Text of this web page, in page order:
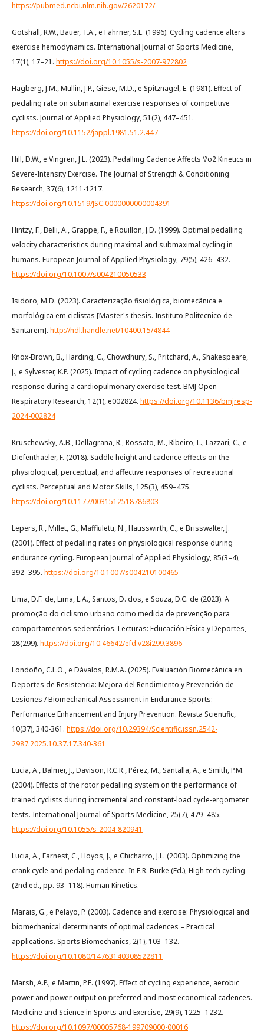
https://pubmed.ncbi.nlm.nih.gov/2620172/
Gotshall, R.W., Bauer, T.A., e Fahrner, S.L. (1996). Cycling cadence alters
exercise hemodynamics. International Journal of Sports Medicine,
17(1), 17–21. https://doi.org/10.1055/s-2007-972802
Hagberg, J.M., Mullin, J.P., Giese, M.D., e Spitznagel, E. (1981). Effect of
pedaling rate on submaximal exercise responses of competitive
cyclists. Journal of Applied Physiology, 51(2), 447–451.
https://doi.org/10.1152/jappl.1981.51.2.447
Hill, D.W., e Vingren, J.L. (2023). Pedalling Cadence Affects V̇o2 Kinetics in
Severe-Intensity Exercise. The Journal of Strength & Conditioning
Research, 37(6), 1211-1217.
https://doi.org/10.1519/JSC.0000000000004391
Hintzy, F., Belli, A., Grappe, F., e Rouillon, J.D. (1999). Optimal pedalling
velocity characteristics during maximal and submaximal cycling in
humans. European Journal of Applied Physiology, 79(5), 426–432.
https://doi.org/10.1007/s004210050533
Isidoro, M.D. (2023). Caracterização fisiológica, biomecânica e
morfológica em ciclistas [Master's thesis. Instituto Politecnico de
Santarem]. http://hdl.handle.net/10400.15/4844
Knox-Brown, B., Harding, C., Chowdhury, S., Pritchard, A., Shakespeare,
J., e Sylvester, K.P. (2025). Impact of cycling cadence on physiological
response during a cardiopulmonary exercise test. BMJ Open
Respiratory Research, 12(1), e002824. https://doi.org/10.1136/bmjresp-
2024-002824
Kruschewsky, A.B., Dellagrana, R., Rossato, M., Ribeiro, L., Lazzari, C., e
Diefenthaeler, F. (2018). Saddle height and cadence effects on the
physiological, perceptual, and affective responses of recreational
cyclists. Perceptual and Motor Skills, 125(3), 459–475.
https://doi.org/10.1177/0031512518786803
Lepers, R., Millet, G., Maffiuletti, N., Hausswirth, C., e Brisswalter, J.
(2001). Effect of pedalling rates on physiological response during
endurance cycling. European Journal of Applied Physiology, 85(3–4),
392–395. https://doi.org/10.1007/s004210100465
Lima, D.F. de, Lima, L.A., Santos, D. dos, e Souza, D.C. de (2023). A
promoção do ciclismo urbano como medida de prevenção para
comportamentos sedentários. Lecturas: Educación Física y Deportes,
28(299). https://doi.org/10.46642/efd.v28i299.3896
Londoño, C.L.O., e Dávalos, R.M.A. (2025). Evaluación Biomecánica en
Deportes de Resistencia: Mejora del Rendimiento y Prevención de
Lesiones / Biomechanical Assessment in Endurance Sports:
Performance Enhancement and Injury Prevention. Revista Scientific,
10(37), 340-361. https://doi.org/10.29394/Scientific.issn.2542-
2987.2025.10.37.17.340-361
Lucia, A., Balmer, J., Davison, R.C.R., Pérez, M., Santalla, A., e Smith, P.M.
(2004). Effects of the rotor pedalling system on the performance of
trained cyclists during incremental and constant-load cycle-ergometer
tests. International Journal of Sports Medicine, 25(7), 479–485.
https://doi.org/10.1055/s-2004-820941
Lucia, A., Earnest, C., Hoyos, J., e Chicharro, J.L. (2003). Optimizing the
crank cycle and pedaling cadence. In E.R. Burke (Ed.), High-tech cycling
(2nd ed., pp. 93–118). Human Kinetics.
Marais, G., e Pelayo, P. (2003). Cadence and exercise: Physiological and
biomechanical determinants of optimal cadences – Practical
applications. Sports Biomechanics, 2(1), 103–132.
https://doi.org/10.1080/14763140308522811
Marsh, A.P., e Martin, P.E. (1997). Effect of cycling experience, aerobic
power and power output on preferred and most economical cadences.
Medicine and Science in Sports and Exercise, 29(9), 1225–1232.
https://doi.org/10.1097/00005768-199709000-00016